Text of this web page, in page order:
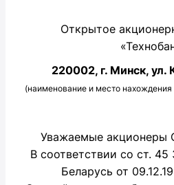
Открытое
220002, г. Минск, ул.
(наименование и место нахождения
Уважаемые акционеры
В соответствии со ст. 45
Беларусь от